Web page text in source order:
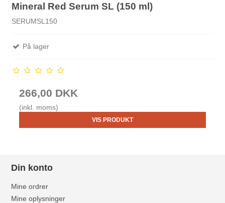
Mineral Red Serum SL (150 ml)
SERUMSL150
På lager
266,00 DKK
(inkl. moms)
VIS PRODUKT
Din konto
Mine ordrer
Mine oplysninger